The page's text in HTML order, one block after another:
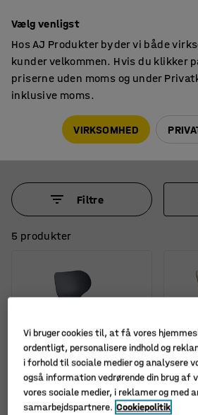
Skolestole med hjul
Filtre
5 produkter
+2
Vælg venligst
Hos AJ Produkter byder vi både
kunder velkommen. Hvis du klikker
priserne uden moms og under
inklusive moms.
VIRKSOMHED
Vi bruger cookies til, at få vores
ordentligt, personalisere indhold og
i forhold til sociale medier og analysere
også information vedrørende din brug af
vores sociale medier, i reklamer og med
samarbejdspartnere. Cookiepolitik